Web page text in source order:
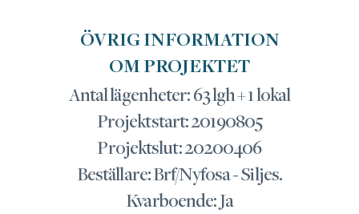
ÖVRIG INFORMATION
OM PROJEKTET
Antal lägenheter: 63 lgh + 1 lokal
Projektstart: 20190805
Projektslut: 20200406
Beställare: Brf/Nyfosa - Siljes.
Kvarboende: Ja